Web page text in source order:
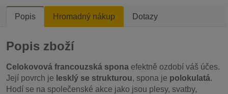
Popis Hromadný nákup Dotazy
Popis zboží
Celokovová francouzská spona efektně ozdobí váš účes.
Její povrch je lesklý se strukturou, spona je polokulatá.
Hodí se na společenské akce jako jsou plesy, svatby,